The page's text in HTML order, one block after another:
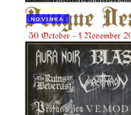
NOVINKA